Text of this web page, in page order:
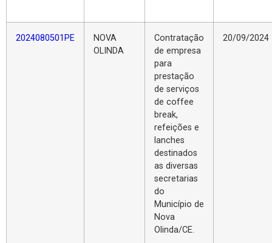
2024080501PE
NOVA
OLINDA
Contratação
de empresa
para
prestação
de serviços
de coffee
break,
refeições e
lanches
destinados
as diversas
secretarias
do
Município de
Nova
Olinda/CE.
20/09/2024